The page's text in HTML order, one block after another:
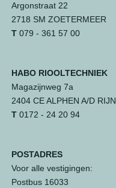
Argonstraat 22
2718 SM ZOETERMEER
T079 - 361 57 00
HABO RIOOLTECHNIEK
Magazijnweg 7a
2404 CE ALPHEN A/D RIJN
T0172 - 24 20 94
POSTADRES
Voor alle vestigingen:
Postbus 16033